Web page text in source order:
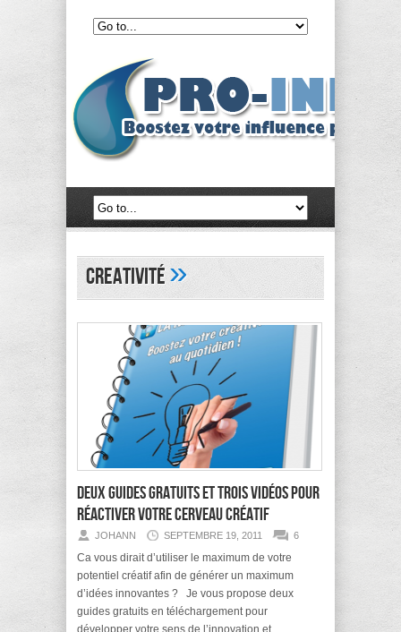
creativité»
Deux guides gratuits et trois vidéos pour
réactiver votre cerveau créatif
JOHANN SEPTEMBRE 19, 2011 6
Ca vous dirait d’utiliser le maximum de votre
potentiel créatif afin de générer un maximum
d’idées innovantes ? Je vous propose deux
guides gratuits en téléchargement pour
développer votre sens de l’innovation et